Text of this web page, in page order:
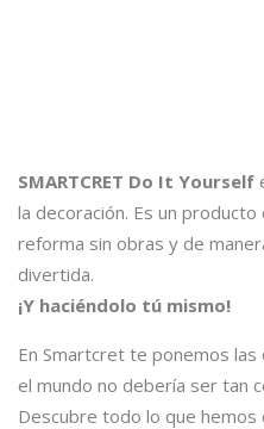
SMARTCRET Do It Yourself
la decoración. Es un
reforma sin obras y de
divertida.
¡Y haciéndolo tú mismo!
En Smartcret te ponemos
el mundo no debería ser tan
Descubre todo lo que